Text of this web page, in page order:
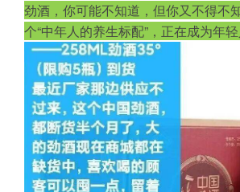
劲酒，你可能不知道，但你又不得不
个“中年人的养生标配”，正在成为年轻